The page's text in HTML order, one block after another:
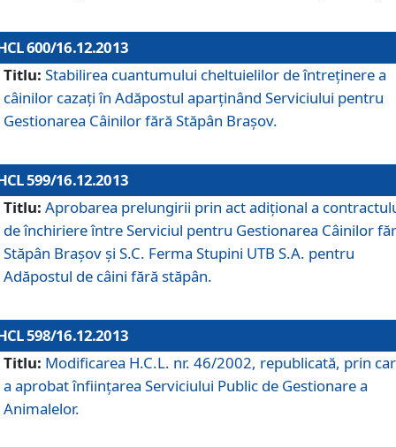
600/16.12.2013
Titlu: Stabilirea cuantumului cheltuielilor de întreţinere a
câinilor cazaţi în Adăpostul aparţinând Serviciului pentru
Gestionarea Câinilor fără Stăpân Braşov.
599/16.12.2013
Titlu: Aprobarea prelungirii prin act adiţional a
de închiriere între Serviciul pentru Gestionarea Câinilor
Stăpân Braşov şi S.C. Ferma Stupini UTB S.A. pentru
Adăpostul de câini fără stăpân.
598/16.12.2013
Titlu: Modificarea H.C.L. nr. 46/2002, republicată, prin
a aprobat înfiinţarea Serviciului Public de Gestionare a
Animalelor.